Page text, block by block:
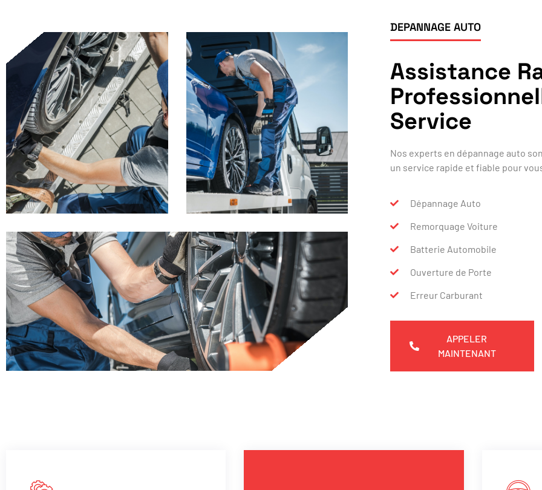
DEPANNAGE AUTO
Assistance
Service
Nos experts en dépannage auto
un service rapide et fiable pour
Dépannage Auto
Remorquage Voiture
Batterie Automobile
Ouverture de Porte
Erreur Carburant
APPELER
MAINTENANT